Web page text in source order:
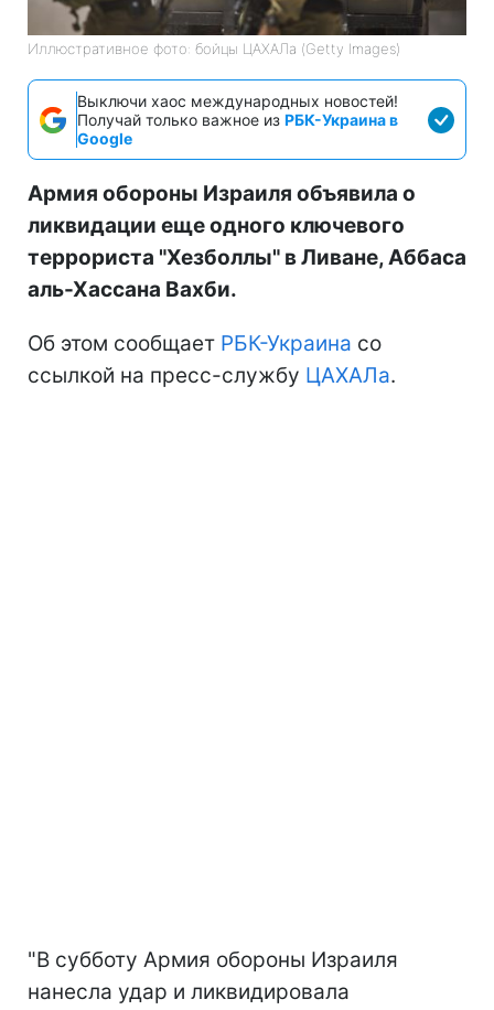
Иллюстративное фото: бойцы ЦАХАЛа (Getty Images)
Выключи хаос международных новостей!
Получай только важное из РБК-Украина в
Google
Армия обороны Израиля объявила о
ликвидации еще одного ключевого
террориста "Хезболлы" в Ливане, Аббаса
аль-Хассана Вахби.
Об этом сообщает РБК-Украина со
ссылкой на пресс-службу ЦАХАЛа.
"В субботу Армия обороны Израиля
нанесла удар и ликвидировала